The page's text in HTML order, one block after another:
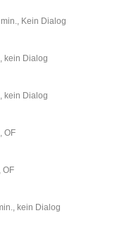
Kein Dialog
kein Dialog
kein Dialog
OF
OF
kein Dialog